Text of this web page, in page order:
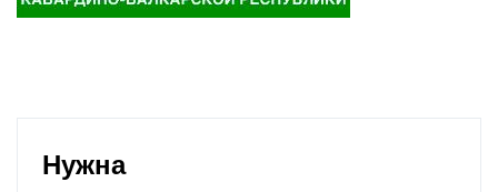
Нужна